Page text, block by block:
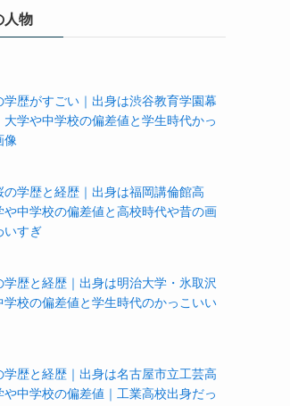
人物
学歴がすごい｜出身は渋谷教育学園幕
大学や中学校の偏差値と学生時代かっ
像
の学歴と経歴｜出身は福岡講倫館高
や中学校の偏差値と高校時代や昔の画
いすぎ
学歴と経歴｜出身は明治大学・氷取沢
学校の偏差値と学生時代のかっこいい
学歴と経歴｜出身は名古屋市立工芸高
や中学校の偏差値｜工業高校出身だっ